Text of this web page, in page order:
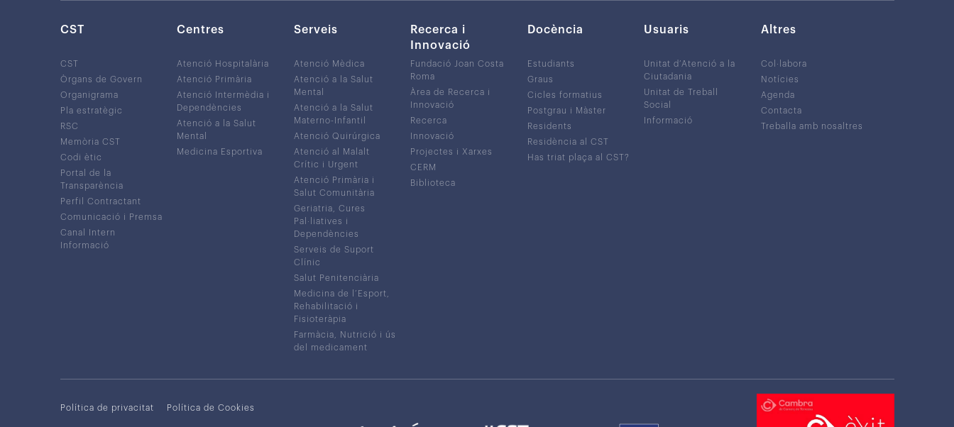
CST
CST
Òrgans de Govern
Organigrama
Pla estratègic
RSC
Memòria CST
Codi ètic
Portal de la
Transparència
Perfil Contractant
Comunicació i Premsa
Canal Intern
Informació
Centres
Atenció Hospitalària
Atenció Primària
Atenció Intermèdia i
Dependències
Atenció a la Salut
Mental
Medicina Esportiva
Serveis
Atenció Mèdica
Atenció a la Salut
Mental
Atenció a la Salut
Materno-Infantil
Atenció Quirúrgica
Atenció al Malalt
Crític i Urgent
Atenció Primària i
Salut Comunitària
Geriatria, Cures
Pal·liatives i
Dependències
Serveis de Suport
Clínic
Salut Penitenciària
Medicina de l’Esport,
Rehabilitació i
Fisioteràpia
Farmàcia, Nutrició i ús
del medicament
Recerca i
Innovació
Fundació Joan Costa
Roma
Àrea de Recerca i
Innovació
Recerca
Innovació
Projectes i Xarxes
CERM
Biblioteca
Docència
Estudiants
Graus
Cicles formatius
Postgrau i Màster
Residents
Residència al CST
Has triat plaça al CST?
Usuaris
Unitat d’Atenció a la
Ciutadania
Unitat de Treball
Social
Informació
Altres
Col·labora
Notícies
Agenda
Contacta
Treballa amb nosaltres
Política de privacitat Política de Cookies